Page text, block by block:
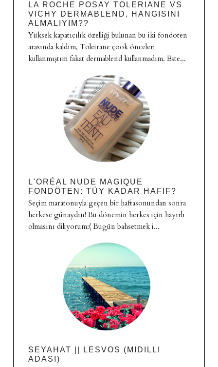
LA ROCHE POSAY TOLERIANE VS
VICHY DERMABLEND, HANGISINI
ALMALIYIM??
Yüksek kapatıcılık özelliği bulunan bu iki fondoten
arasında kaldım, Toleirane çook önceleri
kullanmıştım fakat dermablend kullanmadım. Este...
L'ORÉAL NUDE MAGIQUE
FONDÖTEN: TÜY KADAR HAFIF?
Seçim maratonuyla geçen bir haftasonundan sonra
herkese günaydın! Bu dönemin herkes için hayırlı
olmasını diliyorum:( Bugün bahsetmek i...
SEYAHAT || LESVOS (MIDILLI
ADASI)